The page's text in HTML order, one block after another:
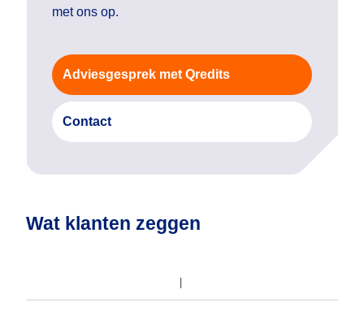
met ons op.
Adviesgesprek met Qredits
Contact
Wat klanten zeggen